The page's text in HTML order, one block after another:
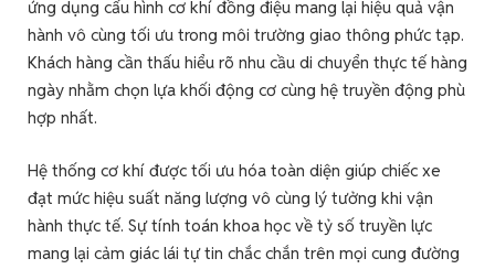
ứng dụng cấu hình cơ khí đồng điệu mang lại hiệu quả vận
hành vô cùng tối ưu trong môi trường giao thông phức tạp.
Khách hàng cần thấu hiểu rõ nhu cầu di chuyển thực tế hàng
ngày nhằm chọn lựa khối động cơ cùng hệ truyền động phù
hợp nhất.
Hệ thống cơ khí được tối ưu hóa toàn diện giúp chiếc xe
đạt mức hiệu suất năng lượng vô cùng lý tưởng khi vận
hành thực tế. Sự tính toán khoa học về tỷ số truyền lực
mang lại cảm giác lái tự tin chắc chắn trên mọi cung đường